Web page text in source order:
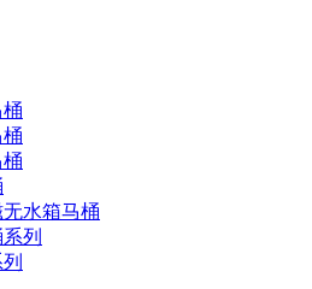
水箱马桶
列